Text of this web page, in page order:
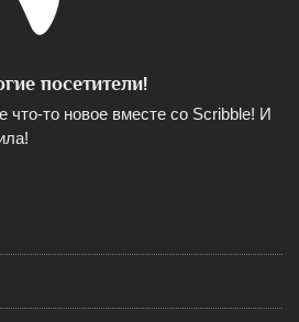
посетители!
что-то новое вместе со Scribble! И